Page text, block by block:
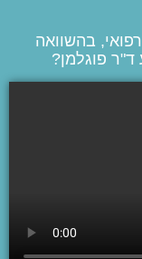
בהשוואה
פוגלמן?